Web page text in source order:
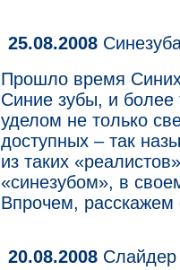
25.08.2008
Прошло время
Синие зубы, и более
уделом не только
доступных – так
из таких
«синезубом», в
Впрочем,
20.08.2008 Слайдер